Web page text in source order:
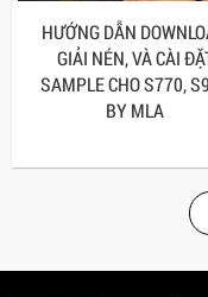
HƯỚNG DẪN
GIẢI NÉN, VÀ CÀI
SAMPLE CHO S770,
BY MLA